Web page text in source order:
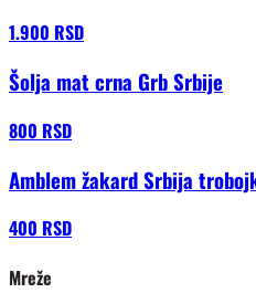
1.900 RSD
Šolja mat crna Grb Srbije
800 RSD
Amblem žakard Srbija
400 RSD
Mreže